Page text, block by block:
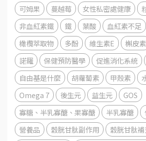
可姆果
蔓越莓 女性私密處健康
非血紅素鐵
鐵 葉酸 血紅素不足
橄欖萃取物
多酚 維生素E 槲皮素
諾羅
保健預防醫學 促進消化系統
自由基是什麼
胡蘿蔔素 甲殼素
Omega 7
後生元 益生元
GOS
寡糖、半乳寡醣、果寡醣
半乳寡醣
營養品
穀胱甘肽副作用
穀胱甘肽